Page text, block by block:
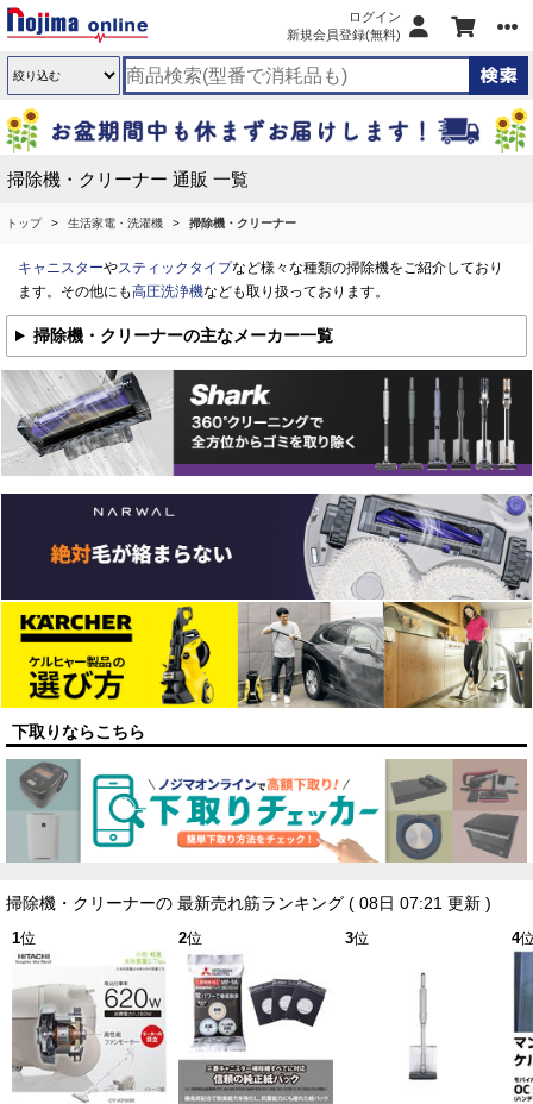
ログイン
新規会員登録(無料)
掃除機・クリーナー 通販 一覧
トップ 生活家電・洗濯機 掃除機・クリーナー
キャニスターやスティックタイプなど様々な種類の掃除機をご紹介しており
ます。その他にも高圧洗浄機なども取り扱っております。
掃除機・クリーナーの主なメーカー一覧
下取りならこちら
掃除機・クリーナーの 最新売れ筋ランキング ( 08日 07:21 更新 )
1位 2位 3位 4